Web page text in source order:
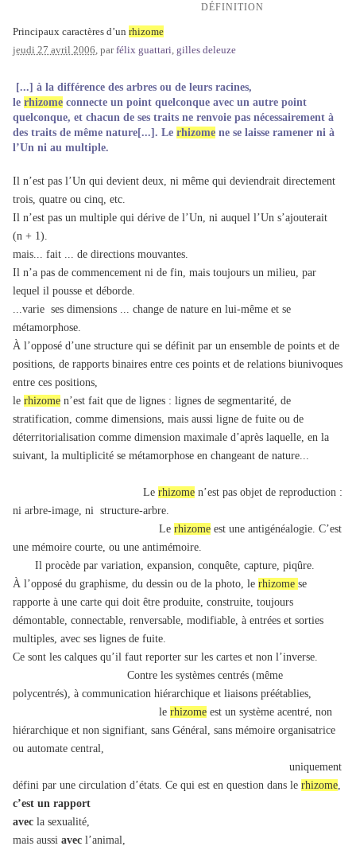
DÉFINITION
Principaux caractères d’un rhizome
jeudi 27 avril 2006, parfélix guattari, gilles deleuze
[...] à la différence des arbres ou de leurs racines,
le rhizome connecte un point quelconque avec un autre point
quelconque, et chacun de ses traits ne renvoie pas nécessairement à
des traits de même nature[...]. Le rhizome ne se laisse ramener ni à
l’Un ni au multiple.
Il n’est pas l’Un qui devient deux, ni même qui deviendrait directement
trois, quatre ou cinq, etc.
Il n’est pas un multiple qui dérive de l’Un, ni auquel l’Un s’ajouterait
(n + 1).
mais... fait ... de directions mouvantes.
Il n’a pas de commencement ni de fin, mais toujours un milieu, par
lequel il pousse et déborde.
...varie ses dimensions ... change de nature en lui-même et se
métamorphose.
À l’opposé d’une structure qui se définit par un ensemble de points et de
positions, de rapports binaires entre ces points et de relations biunivoques
entre ces positions,
le rhizome n’est fait que de lignes : lignes de segmentarité, de
stratification, comme dimensions, mais aussi ligne de fuite ou de
déterritorialisation comme dimension maximale d’après laquelle, en la
suivant, la multiplicité se métamorphose en changeant de nature...
Le rhizome n’est pas objet de reproduction :
ni arbre-image, ni structure-arbre.
Le rhizome est une antigénéalogie. C’est
une mémoire courte, ou une antimémoire.
Il procède par variation, expansion, conquête, capture, piqûre.
À l’opposé du graphisme, du dessin ou de la photo, le rhizome se
rapporte à une carte qui doit être produite, construite, toujours
démontable, connectable, renversable, modifiable, à entrées et sorties
multiples, avec ses lignes de fuite.
Ce sont les calques qu’il faut reporter sur les cartes et non l’inverse.
Contre les systèmes centrés (même
polycentrés), à communication hiérarchique et liaisons préétablies,
le rhizome est un système acentré, non
hiérarchique et non signifiant, sans Général, sans mémoire organisatrice
ou automate central,
uniquement
défini par une circulation d’états. Ce qui est en question dans le rhizome,
c’est un rapport
avec la sexualité,
mais aussi avec l’animal,